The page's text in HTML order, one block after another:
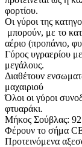
φορτίου.
Οι γύροι της
μπορούν, με το
αέριο (προπάνιο,
Γύρος υγραερίου
μεγάλους.
Διαθέτουν
μαχαιριού
Όλοι οι γύροι
φτυαράκι.
Μήκος Σούβλας:
Φέρουν το σήμα
Προτεινόμενα